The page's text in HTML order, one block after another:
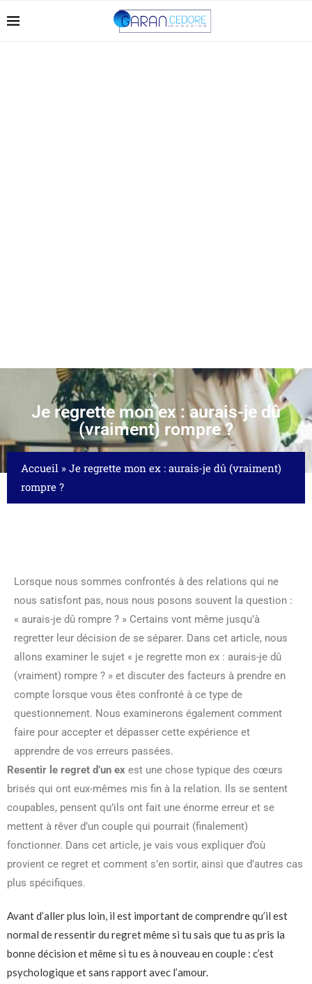
Je regrette mon ex : aurais-je dû
(vraiment) rompre ?
Accueil » Je regrette mon ex : aurais-je dû (vraiment)
rompre ?
Lorsque nous sommes confrontés à des relations qui ne
nous satisfont pas, nous nous posons souvent la question :
« aurais-je dû rompre ? » Certains vont même jusqu’à
regretter leur décision de se séparer. Dans cet article, nous
allons examiner le sujet « je regrette mon ex : aurais-je dû
(vraiment) rompre ? » et discuter des facteurs à prendre en
compte lorsque vous êtes confronté à ce type de
questionnement. Nous examinerons également comment
faire pour accepter et dépasser cette expérience et
apprendre de vos erreurs passées.
Resentir le regret d’un ex est une chose typique des cœurs
brisés qui ont eux-mêmes mis fin à la relation. Ils se sentent
coupables, pensent qu’ils ont fait une énorme erreur et se
mettent à rêver d’un couple qui pourrait (finalement)
fonctionner. Dans cet article, je vais vous expliquer d’où
provient ce regret et comment s’en sortir, ainsi que d’autres cas
plus spécifiques.
Avant d’aller plus loin, il est important de comprendre qu’il est
normal de ressentir du regret même si tu sais que tu as pris la
bonne décision et même si tu es à nouveau en couple : c’est
psychologique et sans rapport avec l’amour.